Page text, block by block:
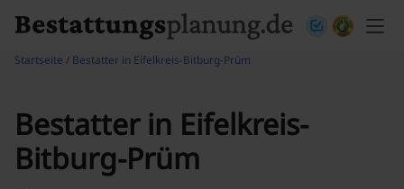
Startseite / Bestatter in Eifelkreis-Bitburg-Prüm
Bestatter in Eifelkreis-
Bitburg-Prüm